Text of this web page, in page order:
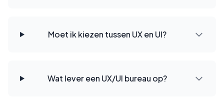
Moet ik kiezen tussen UX en UI?
Wat lever een UX/UI bureau op?